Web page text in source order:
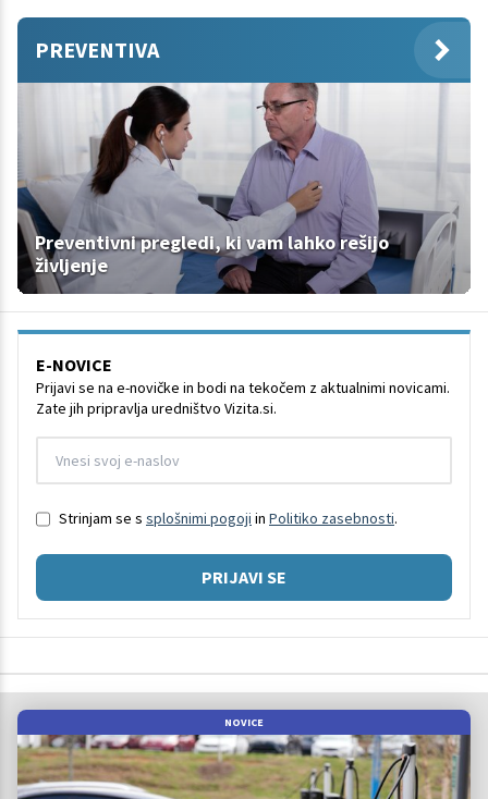
PREVENTIVA
Preventivni pregledi, ki vam lahko rešijo
življenje
E-NOVICE
Prijavi se na e-novičke in bodi na tekočem z aktualnimi novicami.
Zate jih pripravlja uredništvo Vizita.si.
Strinjam se s splošnimi pogoji in Politiko zasebnosti.
PRIJAVI SE
NOVICE